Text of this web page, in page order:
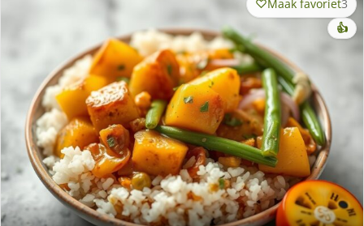
Maak favoriet3
👍